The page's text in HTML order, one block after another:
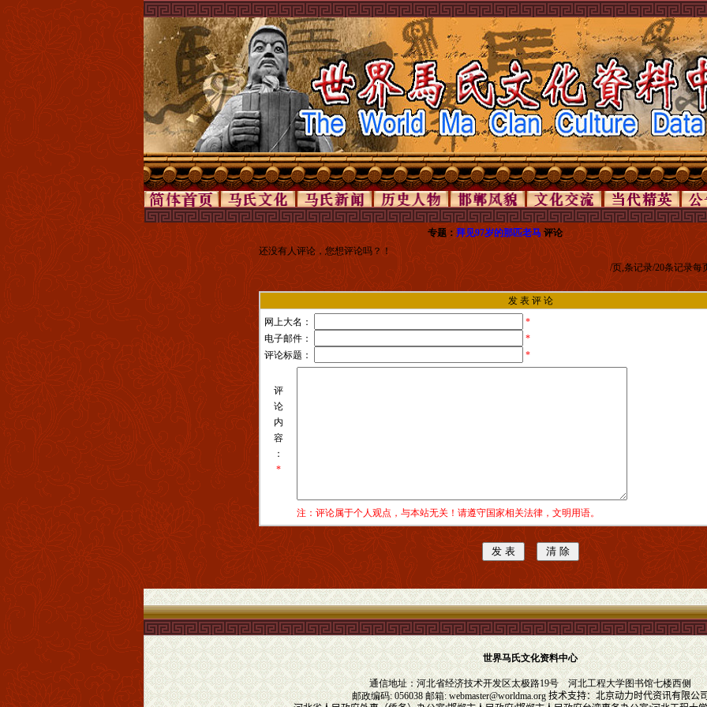
专题： 拜见97岁的那匹老马 评论
还没有人评论，您想评论吗？！
/页,条记录/20条记录
发 表 评 论
网上大名：
*
电子邮件：
*
评论标题：
*
评
论
内
容
：
*
注：评论属于个人观点，与本站无关！请遵守国家相关法律，文明用语。
世界马氏文化资料中心
通信地址：河北省经济技术开发区太极路19号河北工程大学图书馆七楼西侧
邮政编码: 056038 邮箱: webmaster@worldma.org技术支持：北京动力时代资讯有限公